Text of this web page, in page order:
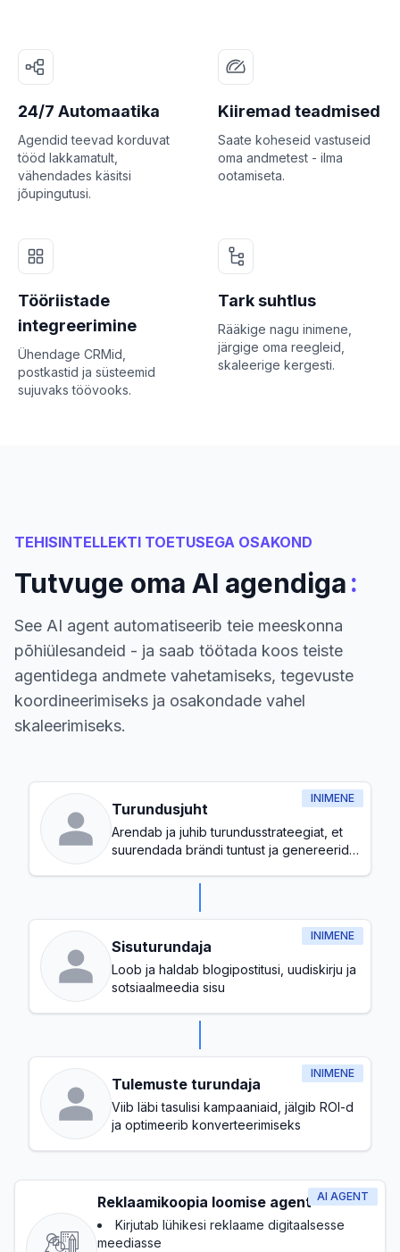
24/7 Automaatika
Agendid teevad korduvat
tööd lakkamatult,
vähendades käsitsi
jõupingutusi.
Kiiremad teadmised
Saate koheseid vastuseid
oma andmetest - ilma
ootamiseta.
Tööriistade
integreerimine
Ühendage CRMid,
postkastid ja süsteemid
sujuvaks töövooks.
Tark suhtlus
Rääkige nagu inimene,
järgige oma reegleid,
skaleerige kergesti.
TEHISINTELLEKTI TOETUSEGA OSAKOND
Tutvuge oma AI agendiga:
See AI agent automatiseerib teie meeskonna
põhiülesandeid - ja saab töötada koos teiste
agentidega andmete vahetamiseks, tegevuste
koordineerimiseks ja osakondade vahel
skaleerimiseks.
INIMENE
Turundusjuht
Arendab ja juhib turundusstrateegiat, et
suurendada brändi tuntust ja genereerida
INIMENE
Sisuturundaja
Loob ja haldab blogipostitusi, uudiskirju ja
sotsiaalmeedia sisu
INIMENE
Tulemuste turundaja
Viib läbi tasulisi kampaaniaid, jälgib ROI-d
ja optimeerib konverteerimiseks
AI AGENT
Reklaamikoopia loomise agent
Kirjutab lühikesi reklaame digitaalsesse
meediasse